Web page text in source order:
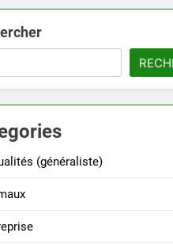
(généraliste)